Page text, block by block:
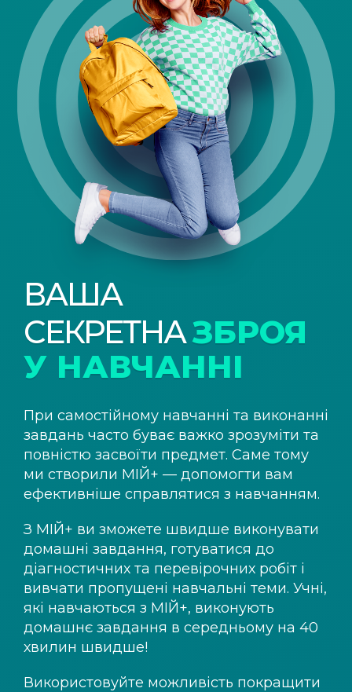
ВАША
СЕКРЕТНАЗБРОЯ
У НАВЧАННІ
При самостійному навчанні та виконанні
завдань часто буває важко зрозуміти та
повністю засвоїти предмет. Саме тому
ми створили МІЙ+ — допомогти вам
ефективніше справлятися з навчанням.
З МІЙ+ ви зможете швидше виконувати
домашні завдання, готуватися до
діагностичних та перевірочних робіт і
вивчати пропущені навчальні теми. Учні,
які навчаються з МІЙ+, виконують
домашнє завдання в середньому на 40
хвилин швидше!
Використовуйте можливість покращити